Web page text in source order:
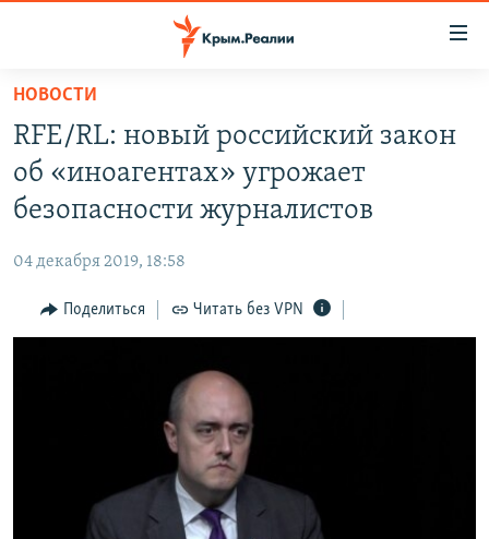
Вернуться
основному
содержанию
Вернутся
главной
навигации
Вернутся
СПЕЦПРОЕКТЫ
11 ЛЕТ ОККУПАЦИИ КРЫМА. 11 ИСТОРИЙ СОПРОТИВЛЕНИЯ
ВОДА
ЕЩЕ
ИНТЕРАКТИВ
ТЕЛЕПРОЕКТ КРЫМ.РЕАЛИИ
СОВЕТЫ ПРАВОЗАЩИТНИКОВ
ПРОПАВШИЕ БЕЗ ВЕСТИ
ПОБЕДИТЕЛЕЙ НЕ СУДЯТ?
РАДІО СВОБОДА
ПРИСОЕДИНЯЙТЕСЬ!
НОВОСТИ
RFE/RL: новый российский закон
об «иноагентах» угрожает
безопасности журналистов
04 декабря 2019, 18:58
Поделиться Читать без VPN